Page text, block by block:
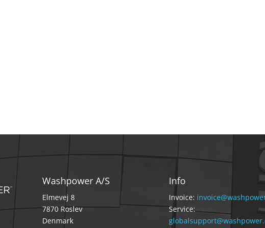
Washpower A/S
Elmevej 8
7870 Roslev
Denmark
Info
Invoice:
Service: